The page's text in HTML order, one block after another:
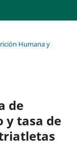
Humana y
de
y tasa de